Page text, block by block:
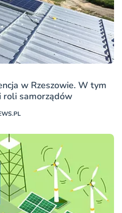
w Rzeszowie. W tym
roli samorządów